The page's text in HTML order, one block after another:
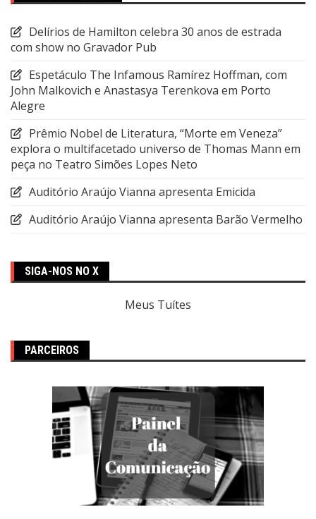
Delírios de Hamilton celebra 30 anos de estrada
com show no Gravador Pub
Espetáculo The Infamous Ramírez Hoffman, com
John Malkovich e Anastasya Terenkova em Porto
Alegre
Prêmio Nobel de Literatura, “Morte em Veneza”
explora o multifacetado universo de Thomas Mann em
peça no Teatro Simões Lopes Neto
Auditório Araújo Vianna apresenta Emicida
Auditório Araújo Vianna apresenta Barão Vermelho
SIGA-NOS NO X
Meus Tuítes
PARCEIROS